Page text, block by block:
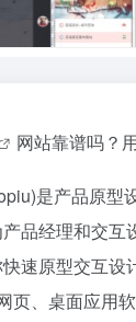
网站靠谱吗？
是产品原型
品经理和交互
速原型交互设
页、桌面应用